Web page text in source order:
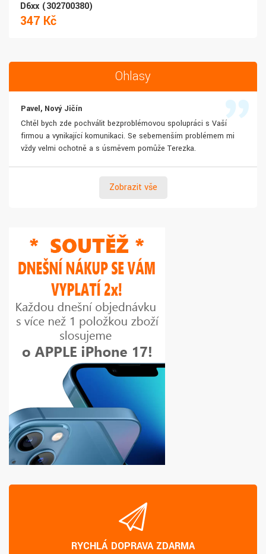
D6xx (302700380)
347 Kč
Ohlasy
Pavel, Nový Jičín
Chtěl bych zde pochválit bezproblémovou spolupráci s Vaší
firmou a vynikající komunikaci. Se sebemenším problémem mi
vždy velmi ochotně a s úsměvem pomůže Terezka.
Zobrazit vše
RYCHLÁ DOPRAVA ZDARMA